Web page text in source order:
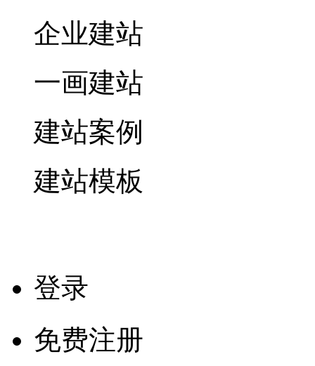
企业建站
一画建站
建站案例
建站模板
登录
免费注册